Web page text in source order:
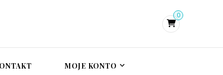
terapia traumy 0
MOJE KONTO